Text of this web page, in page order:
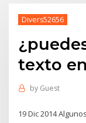
Divers52656
texto
by Guest
19 Dic 2014